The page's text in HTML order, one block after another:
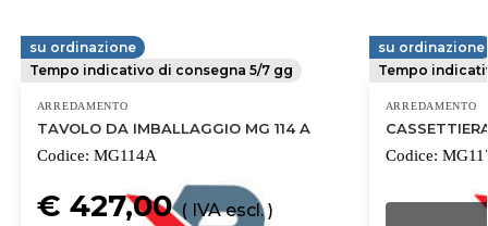
MG MAGRINI
su ordinazione
Tempo indicativo di consegna 5/7 gg
ARREDAMENTO
TAVOLO DA IMBALLAGGIO MG 114 A
Codice: MG114A
€ 427,00( IVA escl. )
MG MAGRINI
su ordinazione
Tempo
ARREDAMENTO
Codice: